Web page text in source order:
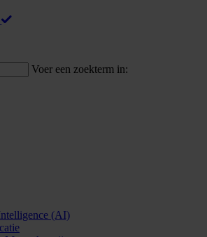
Voer een zoekterm in:
(AI)